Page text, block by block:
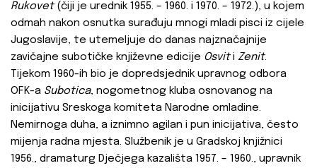
Rukovet (čiji je urednik 1955. – 1960. i 1970. – 1972.), u kojem
odmah nakon osnutka surađuju mnogi mladi pisci iz cijele
Jugoslavije, te utemeljuje do danas najznačajnije
zavičajne subotičke književne edicije Osviti Zenit.
Tijekom 1960-ih bio je dopredsjednik upravnog odbora
OFK-a Subotica, nogometnog kluba osnovanog na
inicijativu Sreskoga komiteta Narodne omladine.
Nemirnoga duha, a iznimno agilan i pun inicijativa, često
mijenja radna mjesta. Službenik je u Gradskoj knjižnici
1956., dramaturg Dječjega kazališta 1957. – 1960., upravnik